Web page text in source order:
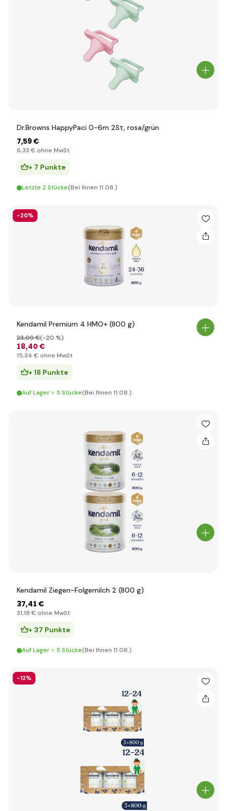
Dr.Browns HappyPaci 0-6m 2St, rosa/grün
7,59 €
6,33 € ohne MwSt
+ 7 Punkte
Letzte 2 Stücke(Bei Ihnen 11.08.)
-20%
Kendamil Premium 4 HMO+ (800 g)
18,40 €
23,09 €(-20 %)
15,34 € ohne MwSt
+ 18 Punkte
Auf Lager > 5 Stücke(Bei Ihnen 11.08.)
Kendamil Ziegen-Folgemilch 2 (800 g)
37,41 €
31,18 € ohne MwSt
+ 37 Punkte
Auf Lager > 5 Stücke(Bei Ihnen 11.08.)
-12%